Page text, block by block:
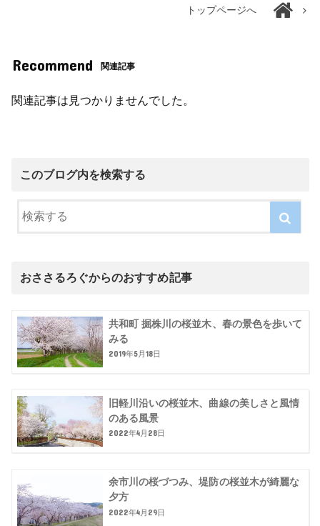
トップページへ
Recommend 関連記事
関連記事は見つかりませんでした。
このブログ内を検索する
おささるろぐからのおすすめ記事
共和町 掘株川の桜並木、春の景色を歩いて
みる
2019年5月18日
旧軽川沿いの桜並木、曲線の美しさと風情
のある風景
2022年4月28日
余市川の桜づつみ、堤防の桜並木が綺麗な
夕方
2022年4月29日